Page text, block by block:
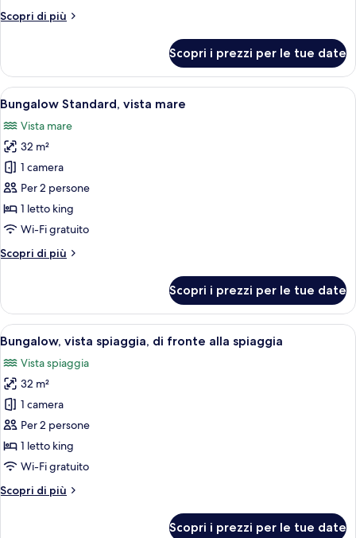
Scopri di più
Altri
Standard
Scopri i prezzi per le tue date
Apri
tutte
le
foto
per
Bungalow
Standard,
vista
Una camera d'albergo con un letto,
5
Bungalow Standard, vista mare
Vista mare
32 m²
1 camera
Per 2 persone
1 letto king
Wi-Fi gratuito
Scopri di più
Altri
Standard,
vista
mare
Scopri i prezzi per le tue date
Apri
tutte
le
foto
per
Bungalow,
vista
spiaggia,
fronte
Camera d'albergo moderna con un
5
Bungalow, vista spiaggia, di fronte alla spiaggia
Vista spiaggia
32 m²
1 camera
Per 2 persone
1 letto king
Wi-Fi gratuito
Scopri di più
Altri
Scopri i prezzi per le tue date